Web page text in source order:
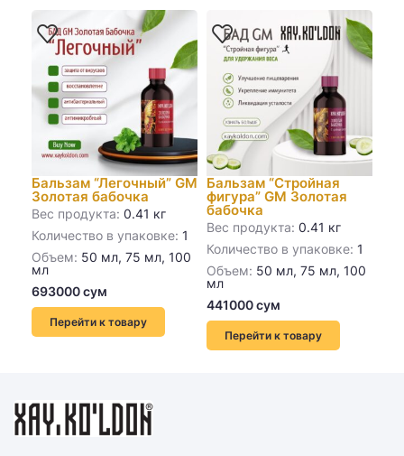
Бальзам “Легочный” GM
Золотая бабочка
Вес продукта: 0.41 кг
Количество в упаковке: 1
Объем: 50 мл, 75 мл, 100
мл
Перейти к товару
Бальзам “Cтройная
фигура” GM Золотая
бабочка
Вес продукта: 0.41 кг
Количество в упаковке: 1
Объем: 50 мл, 75 мл, 100
мл
Перейти к товару